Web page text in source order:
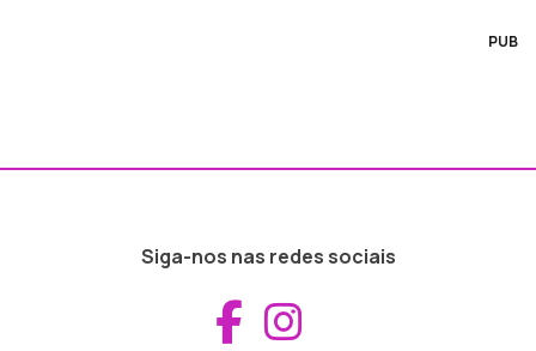
PUB
Siga-nos nas redes sociais
Aceder ao